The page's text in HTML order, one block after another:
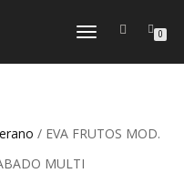
CAMBIAR
0
/ EVA FRUTOS MOD.
MULTI